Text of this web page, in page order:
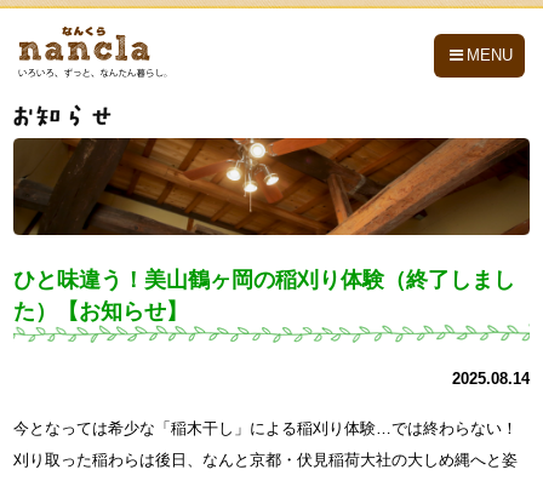
MENU
ひと味違う！美山鶴ヶ岡の稲刈り体験（終了しまし
た）【お知らせ】
2025.08.14
今となっては希少な「稲木干し」による稲刈り体験…では終わらない！
刈り取った稲わらは後日、なんと京都・伏見稲荷大社の大しめ縄へと姿